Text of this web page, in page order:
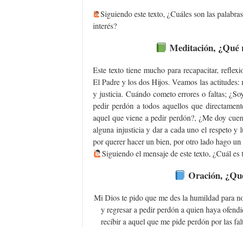
Siguiendo este texto, ¿Cuáles son las
interés?
Meditación, ¿Qué
Este texto tiene mucho para recapacitar,
El Padre y los dos Hijos. Veamos las
y justicia. Cuándo cometo errores o faltas;
pedir perdón a todos aquellos que
aquel que viene a pedir perdón?, ¿Me doy
alguna injusticia y dar a cada uno el respeto y
por querer hacer un bien, por otro lado hago un
Siguiendo el mensaje de este texto, ¿Cuál
Oración,
Mi Dios te pido que me des la humildad para
y regresar a pedir perdón a quien haya
recibir a aquel que me pide perdón por las